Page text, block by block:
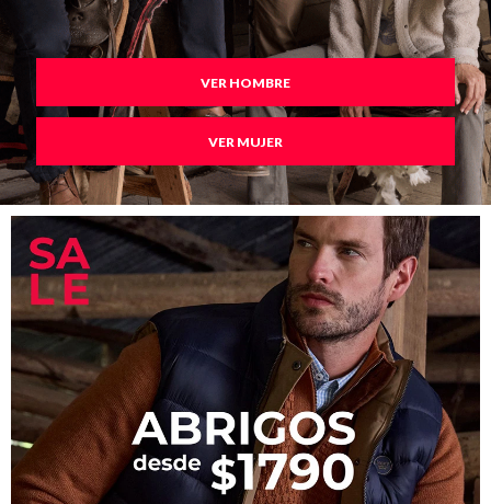
VER HOMBRE
VER MUJER
Canguros Jeans
Shorts Trajes
Sacos Calzado